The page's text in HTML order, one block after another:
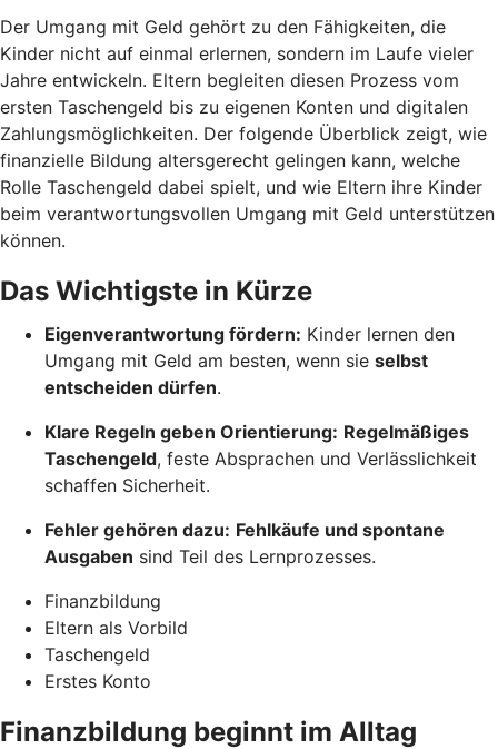
Der Umgang mit Geld gehört zu den Fähigkeiten, die
Kinder nicht auf einmal erlernen, sondern im Laufe vieler
Jahre entwickeln. Eltern begleiten diesen Prozess vom
ersten Taschengeld bis zu eigenen Konten und digitalen
Zahlungsmöglichkeiten. Der folgende Überblick zeigt, wie
finanzielle Bildung altersgerecht gelingen kann, welche
Rolle Taschengeld dabei spielt, und wie Eltern ihre Kinder
beim verantwortungsvollen Umgang mit Geld unterstützen
können.
Das Wichtigste in Kürze
Eigenverantwortung fördern: Kinder lernen den
Umgang mit Geld am besten, wenn sie selbst
entscheiden dürfen.
Klare Regeln geben Orientierung: Regelmäßiges
Taschengeld, feste Absprachen und Verlässlichkeit
schaffen Sicherheit.
Fehler gehören dazu: Fehlkäufe und spontane
Ausgaben sind Teil des Lernprozesses.
Finanzbildung
Eltern als Vorbild
Taschengeld
Erstes Konto
Finanzbildung beginnt im Alltag